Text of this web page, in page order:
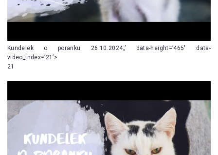
Kundelek o poranku 26.10.2024„’ data-height=’465′ data-
video_index=’21’>
21